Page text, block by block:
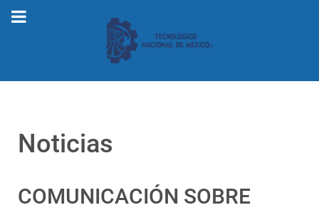
Noticias
COMUNICACIÓN SOBRE